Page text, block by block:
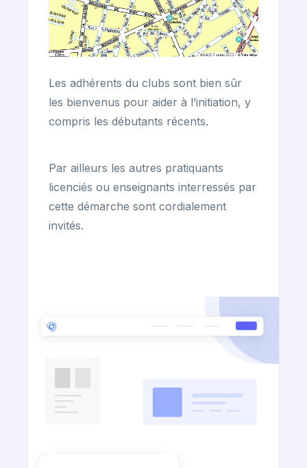
Les adhérents du clubs sont bien sûr
les bienvenus pour aider à l’initiation, y
compris les débutants récents.
Par ailleurs les autres pratiquants
licenciés ou enseignants interressés par
cette démarche sont cordialement
invités.